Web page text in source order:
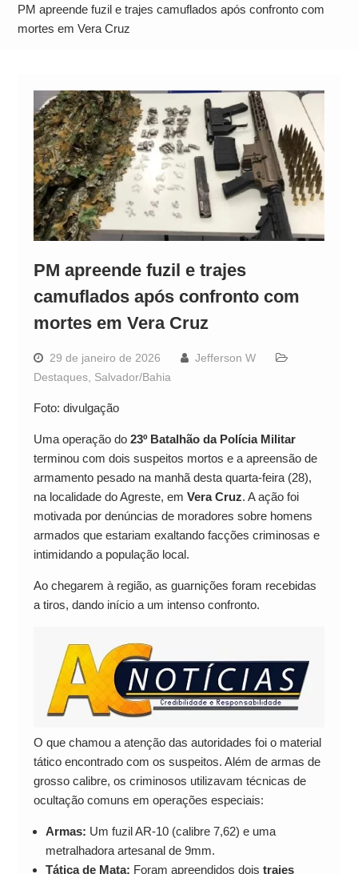
Alto
PM apreende fuzil e trajes camuflados após confronto com
mortes em Vera Cruz
PM apreende fuzil e trajes
camuflados após confronto com
mortes em Vera Cruz
29 de janeiro de 2026
Jefferson W
Destaques, Salvador/Bahia
Foto: divulgação
Uma operação do 23º Batalhão da Polícia Militar
terminou com dois suspeitos mortos e a apreensão de
armamento pesado na manhã desta quarta-feira (28),
na localidade do Agreste, em Vera Cruz. A ação foi
motivada por denúncias de moradores sobre homens
armados que estariam exaltando facções criminosas e
intimidando a população local.
Ao chegarem à região, as guarnições foram recebidas
a tiros, dando início a um intenso confronto.
O que chamou a atenção das autoridades foi o material
tático encontrado com os suspeitos. Além de armas de
grosso calibre, os criminosos utilizavam técnicas de
ocultação comuns em operações especiais:
Armas: Um fuzil AR-10 (calibre 7,62) e uma
metralhadora artesanal de 9mm.
Tática de Mata: Foram apreendidos dois trajes